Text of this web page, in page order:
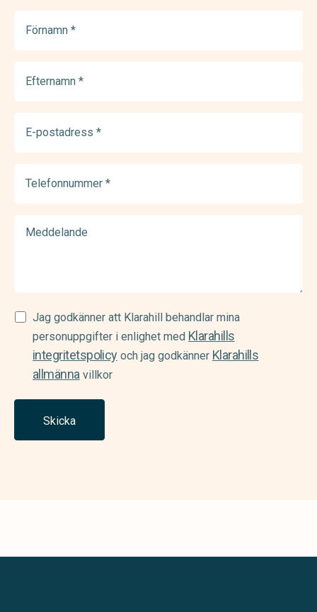
(Required)
(Required)
postadress
(Required)
Samtycke
(Required)
Jag godkänner att Klarahill behandlar mina
personuppgifter i enlighet med Klarahills
integritetspolicyoch jag godkänner Klarahills
allmännavillkor
Skicka